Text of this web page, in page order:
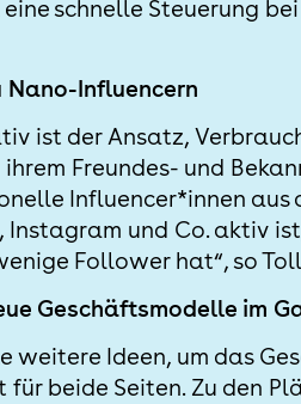
schnelle Steuerung
Nano-Influencern
ist der Ansatz,
Freundes- und
Influencer*innen aus
Instagram und Co. aktiv
Follower hat“, so
Geschäftsmodelle im
weitere Ideen, um das
beide Seiten. Zu den